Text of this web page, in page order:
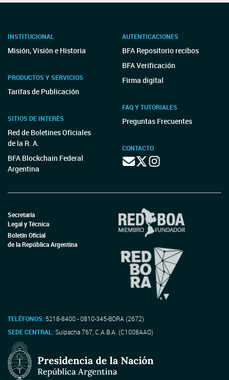
INSTITUCIONAL
Misión, Visión e Historia
PRODUCTOS Y SERVICIOS
Tarifas de Publicación
SITIOS DE INTERÉS
Red de Boletines Oficiales
de la R. A.
BFA Blockchain Federal
Argentina
AUTENTICACIONES
BFA Repositorio recibos
BFA Verificación
Firma digital
FAQ Y TUTORIALES
Preguntas Frecuentes
CONTACTO
Secretaría
Legal y Técnica
Boletín Oficial
de la República Argentina
TELÉFONOS: 5218-8400 - 0810-345-BORA (2672)
SEDE CENTRAL:Suipacha 767, C.A.B.A. (C1008AAO)